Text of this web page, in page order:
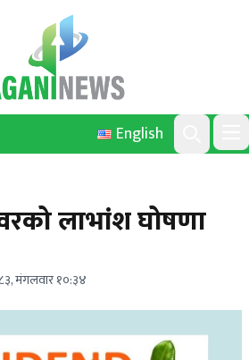
English
Search
लाभांश घोषणा
मंगलवार १०:३४